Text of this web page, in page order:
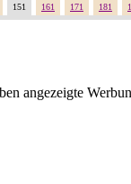
151 161 171 181
angezeigte